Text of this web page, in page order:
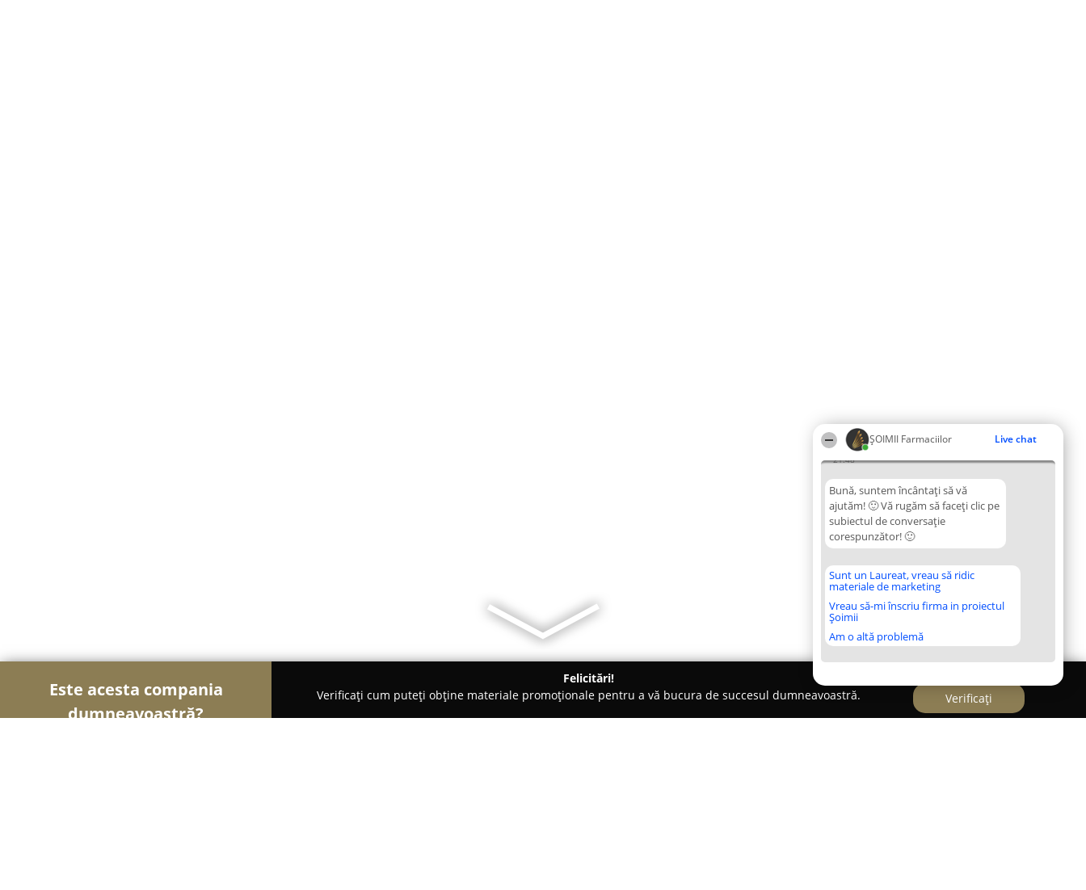
ŞOIMII Farmaciilor Live chat
21:48
Bună, suntem încântați să vă
ajutăm! 🙂 Vă rugăm să faceți clic pe
subiectul de conversație
corespunzător! 🙂
Sunt un Laureat, vreau să ridic
materiale de marketing
Vreau să-mi înscriu firma in proiectul
Șoimii
Am o altă problemă
Este acesta compania
dumneavoastră?
Felicitări!
Verificați cum puteți obține materiale promoționale pentru a vă bucura de succesul dumneavoastră.
Verificați